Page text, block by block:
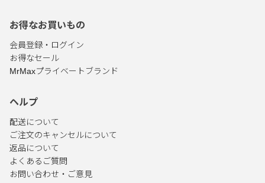
お得なお買いもの
会員登録・ログイン
お得なセール
MrMaxプライベートブランド
ヘルプ
配送について
ご注文のキャンセルについて
返品について
よくあるご質問
お問い合わせ・ご意見